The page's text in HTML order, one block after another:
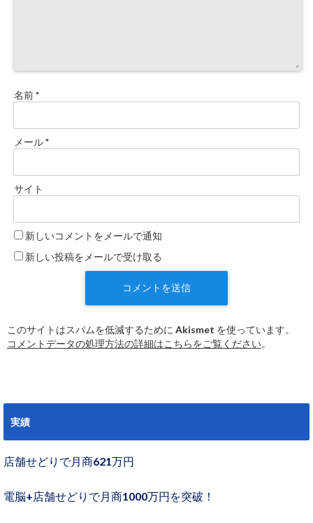
名前*
メール*
サイト
新しいコメントをメールで通知
新しい投稿をメールで受け取る
このサイトはスパムを低減するために Akismet を使っています。
コメントデータの処理方法の詳細はこちらをご覧ください。
実績
店舗せどりで月商621万円
電脳+店舗せどりで月商1000万円を突破！